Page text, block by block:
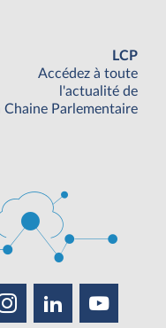
LCP
Accédez à toute
l'actualité de
Chaine Parlementaire